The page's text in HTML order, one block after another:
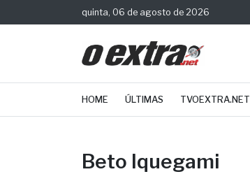
quinta, 06 de agosto de 2026
HOME ÚLTIMAS TVOEXTRA.NET
Beto Iquegami